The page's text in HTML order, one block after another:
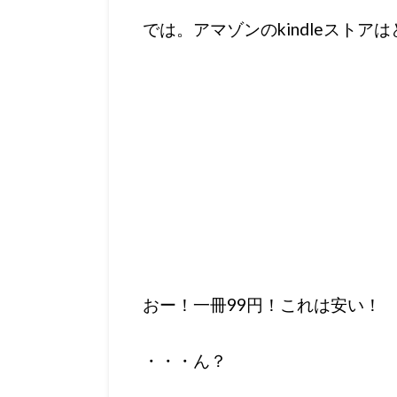
では。アマゾンのkindleストアは
おー！一冊99円！これは安い！
・・・ん？